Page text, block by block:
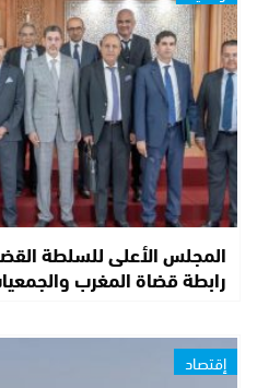
المجلس الأعلى للسلطة
رابطة قضاة المغرب
إقتصاد